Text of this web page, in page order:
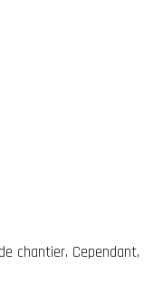
chantier. Cependant,